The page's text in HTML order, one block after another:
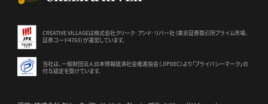
CREATIVE VILLAGEは株式会社クリーク･アンド･リバー社（東京証券取引所プライム市場、
証券コード4763）が運営しています。
当社は、一般財団法人日本情報経済社会推進協会（JIPDEC）より 「プライバシーマーク」の
付与認定を受けています。